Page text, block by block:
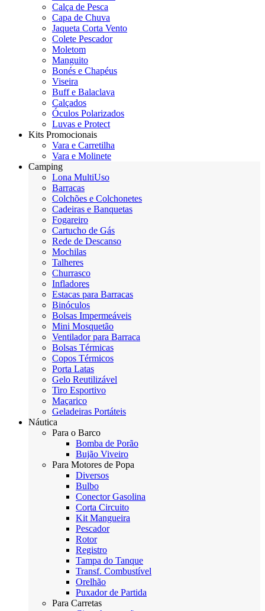
Calça de Pesca
Capa de Chuva
Jaqueta Corta Vento
Colete Pescador
Moletom
Manguito
Bonés e Chapéus
Viseira
Buff e Balaclava
Calçados
Óculos Polarizados
Luvas e Protect
Kits Promocionais
Vara e Carretilha
Vara e Molinete
Camping
Lona MultiUso
Barracas
Colchões e Colchonetes
Cadeiras e Banquetas
Fogareiro
Cartucho de Gás
Rede de Descanso
Mochilas
Talheres
Churrasco
Infladores
Estacas para Barracas
Binóculos
Bolsas Impermeáveis
Mini Mosquetão
Ventilador para Barraca
Bolsas Térmicas
Copos Térmicos
Porta Latas
Gelo Reutilizável
Tiro Esportivo
Maçarico
Geladeiras Portáteis
Náutica
Para o Barco
Bomba de Porão
Bujão Viveiro
Para Motores de Popa
Diversos
Bulbo
Conector Gasolina
Corta Circuito
Kit Mangueira
Pescador
Rotor
Registro
Tampa do Tanque
Transf. Combustível
Orelhão
Puxador de Partida
Para Carretas